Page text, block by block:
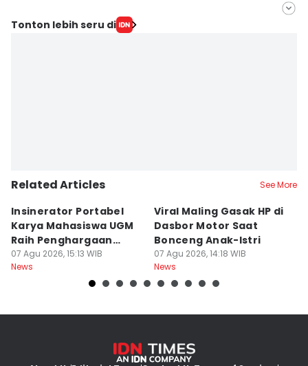
Editor
Tonton lebih seru di
Related Articles See More
Insinerator Portabel
Karya Mahasiswa UGM
Raih Penghargaan
Internasional
07 Agu 2026, 15:13 WIB
News
Viral Maling Gasak HP di
Dasbor Motor Saat
Bonceng Anak-Istri
07 Agu 2026, 14:18 WIB
News